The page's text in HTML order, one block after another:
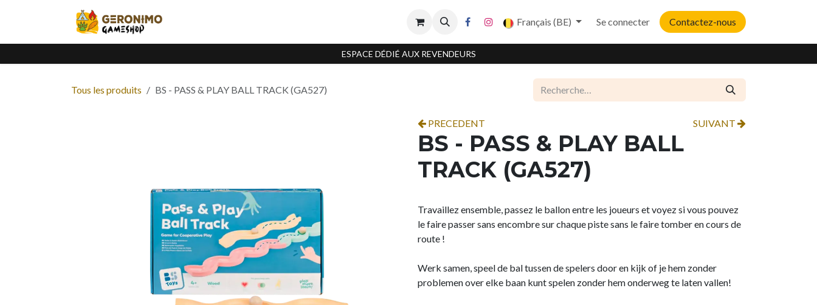
Français (BE) Se connecter Contactez-nous
ESPACE DÉDIÉ AUX REVENDEURS
Tous les produits BS - PASS & PLAY BALL TRACK (GA527)
PRECEDENT SUIVANT
BS - PASS & PLAY BALL
TRACK (GA527)
Travaillez ensemble, passez le ballon entre les joueurs et voyez si vous pouvez
le faire passer sans encombre sur chaque piste sans le faire tomber en cours de
route !
Werk samen, speel de bal tussen de spelers door en kijk of je hem zonder
problemen over elke baan kunt spelen zonder hem onderweg te laten vallen!